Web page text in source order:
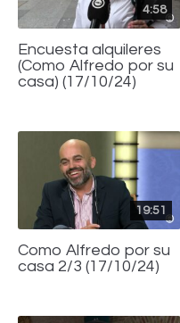
4:58
Encuesta alquileres
(Como Alfredo por su
casa) (17/10/24)
19:51
Como Alfredo por su
casa 2/3 (17/10/24)